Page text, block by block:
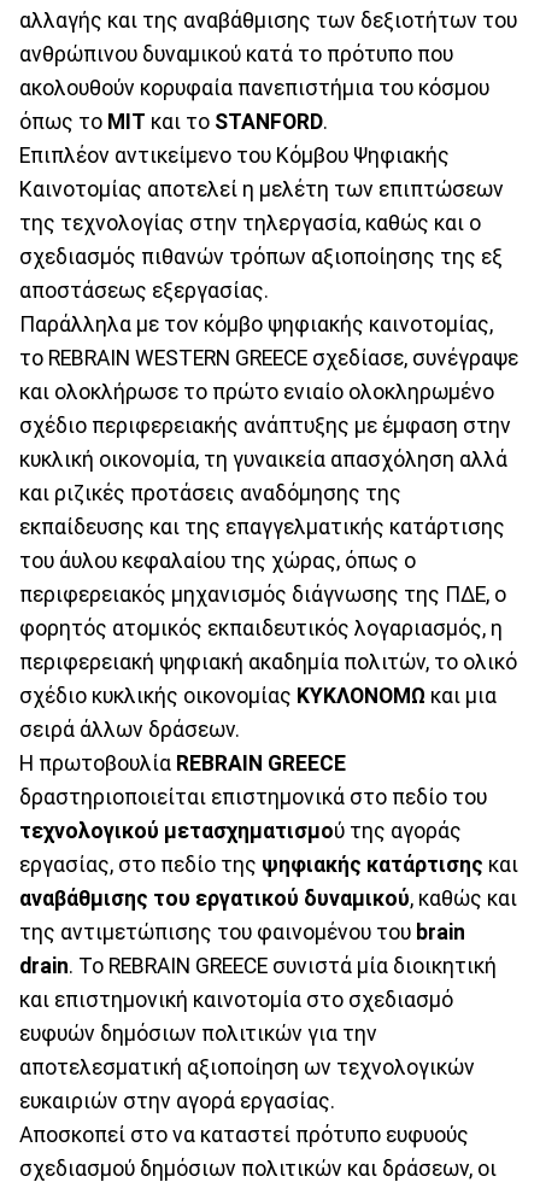
αλλαγής και της αναβάθμισης των δεξιοτήτων του
ανθρώπινου δυναμικού κατά το πρότυπο που
ακολουθούν κορυφαία πανεπιστήμια του κόσμου
όπως το ΜΙΤ και το STANFORD.
Επιπλέον αντικείμενο του Κόμβου Ψηφιακής
Καινοτομίας αποτελεί η μελέτη των επιπτώσεων
της τεχνολογίας στην τηλεργασία, καθώς και ο
σχεδιασμός πιθανών τρόπων αξιοποίησης της εξ
αποστάσεως εξεργασίας.
Παράλληλα με τον κόμβο ψηφιακής καινοτομίας,
το REBRAIN WESTERN GREECE σχεδίασε, συνέγραψε
και ολοκλήρωσε το πρώτο ενιαίο ολοκληρωμένο
σχέδιο περιφερειακής ανάπτυξης με έμφαση στην
κυκλική οικονομία, τη γυναικεία απασχόληση αλλά
και ριζικές προτάσεις αναδόμησης της
εκπαίδευσης και της επαγγελματικής κατάρτισης
του άυλου κεφαλαίου της χώρας, όπως ο
περιφερειακός μηχανισμός διάγνωσης της ΠΔΕ, ο
φορητός ατομικός εκπαιδευτικός λογαριασμός, η
περιφερειακή ψηφιακή ακαδημία πολιτών, το ολικό
σχέδιο κυκλικής οικονομίας ΚΥΚΛΟΝΟΜΩ και μια
σειρά άλλων δράσεων.
Η πρωτοβουλία REBRAIN GREECE
δραστηριοποιείται επιστημονικά στο πεδίο του
τεχνολογικού μετασχηματισμού της αγοράς
εργασίας, στο πεδίο της ψηφιακής κατάρτισης και
αναβάθμισης του εργατικού δυναμικού, καθώς και
της αντιμετώπισης του φαινομένου του brain
drain. Το REBRAIN GREECE συνιστά μία διοικητική
και επιστημονική καινοτομία στο σχεδιασμό
ευφυών δημόσιων πολιτικών για την
αποτελεσματική αξιοποίηση ων τεχνολογικών
ευκαιριών στην αγορά εργασίας.
Αποσκοπεί στο να καταστεί πρότυπο ευφυούς
σχεδιασμού δημόσιων πολιτικών και δράσεων, οι